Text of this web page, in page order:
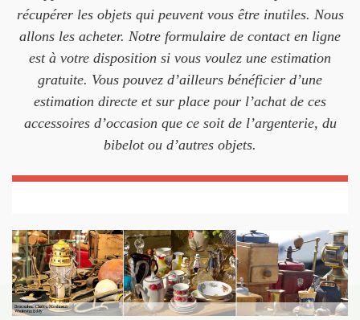
récupérer les objets qui peuvent vous être inutiles. Nous
allons les acheter. Notre formulaire de contact en ligne
est à votre disposition si vous voulez une estimation
gratuite. Vous pouvez d’ailleurs bénéficier d’une
estimation directe et sur place pour l’achat de ces
accessoires d’occasion que ce soit de l’argenterie, du
bibelot ou d’autres objets.